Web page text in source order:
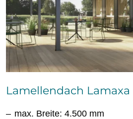
Lamellendach Lamaxa
max. Breite: 4.500 mm